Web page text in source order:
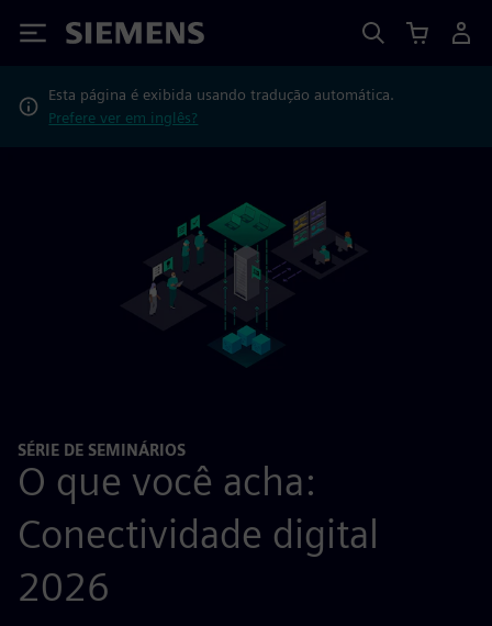
Siemens
Esta página é exibida usando tradução automática.
Prefere ver em inglês?
SÉRIE DE SEMINÁRIOS
O que você acha:
Conectividade digital
2026